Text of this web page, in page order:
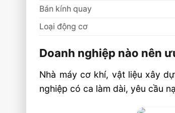
Bán kính quay
Loại động cơ
Doanh nghiệp nào nên
Nhà máy cơ khí, vật liệu xây
nghiệp có ca làm dài, yêu cầu